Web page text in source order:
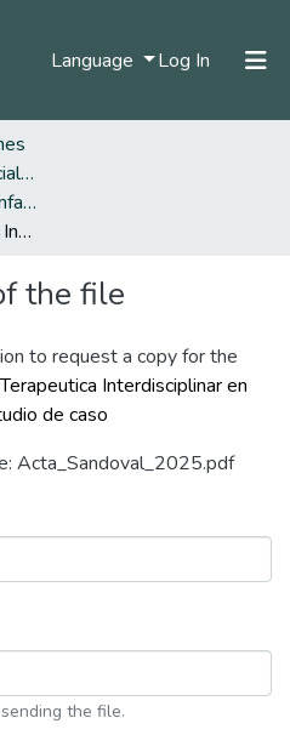
Language Log In (current)
Facultad de Ciencias Sociales y Humanas
Maestria en Desarrollo Infantil
Intervencion Terapeutica Interdisciplinar en Uci Neonatal (UCIN): Un estudio de caso
the file
to request a copy for the
Interdisciplinar en
de caso
Acta_Sandoval_2025.pdf
the file.